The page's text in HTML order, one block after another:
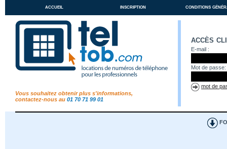
accueil inscription conditions
Vous souhaitez obtenir plus s'informations,
contactez-nous au 01 70 71 99 01
accès
E-mail :
Mot de passe:
mot de